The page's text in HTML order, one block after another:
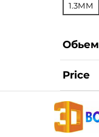
1.3ММ
Обьем
Price